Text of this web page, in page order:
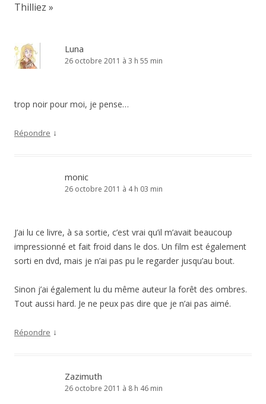
Thilliez »
Luna
26 octobre 2011 à 3 h 55 min
trop noir pour moi, je pense…
Répondre ↓
monic
26 octobre 2011 à 4 h 03 min
J’ai lu ce livre, à sa sortie, c’est vrai qu’il m’avait beaucoup
impressionné et fait froid dans le dos. Un film est également
sorti en dvd, mais je n’ai pas pu le regarder jusqu’au bout.
Sinon j’ai également lu du même auteur la forêt des ombres.
Tout aussi hard. Je ne peux pas dire que je n’ai pas aimé.
Répondre ↓
Zazimuth
26 octobre 2011 à 8 h 46 min